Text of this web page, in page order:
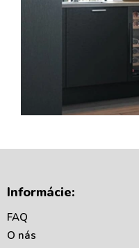
Informácie:
FAQ
O nás